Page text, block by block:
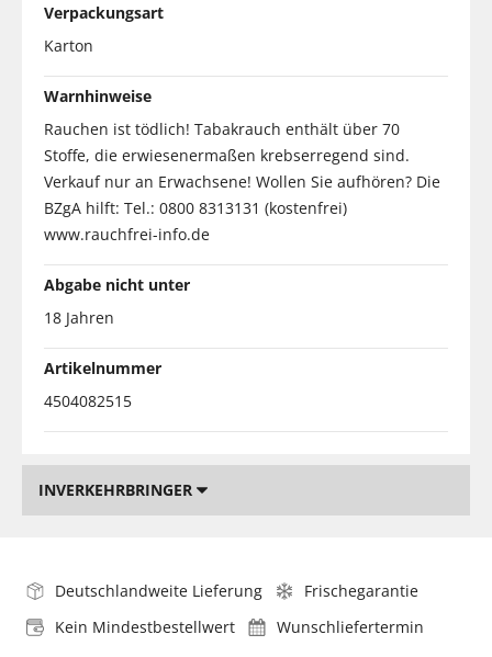
Verpackungsart
Karton
Warnhinweise
Rauchen ist tödlich! Tabakrauch enthält über 70
Stoffe, die erwiesenermaßen krebserregend sind.
Verkauf nur an Erwachsene! Wollen Sie aufhören? Die
BZgA hilft: Tel.: 0800 8313131 (kostenfrei)
www.rauchfrei-info.de
Abgabe nicht unter
18 Jahren
Artikelnummer
4504082515
INVERKEHRBRINGER
Deutschlandweite Lieferung
Frischegarantie
Kein Mindestbestellwert
Wunschliefertermin